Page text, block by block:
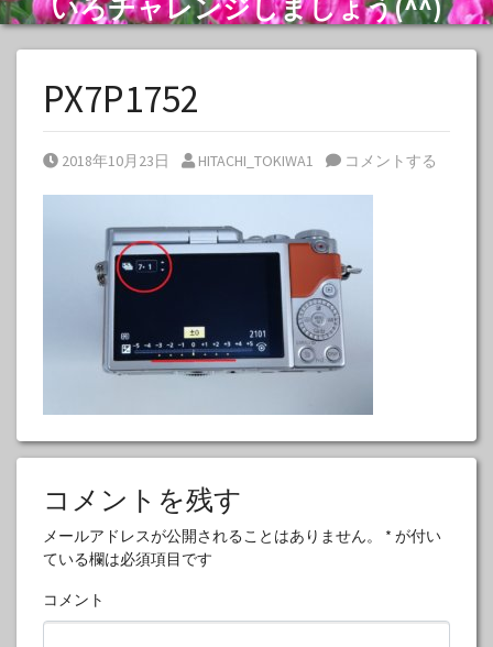
いろチャレンジしましょう(^^)
PX7P1752
Posted on
2018年10月23日 Posted by
HITACHI_TOKIWA1 コメントする
コメントを残す
メールアドレスが公開されることはありません。 * が付い
ている欄は必須項目です
コメント